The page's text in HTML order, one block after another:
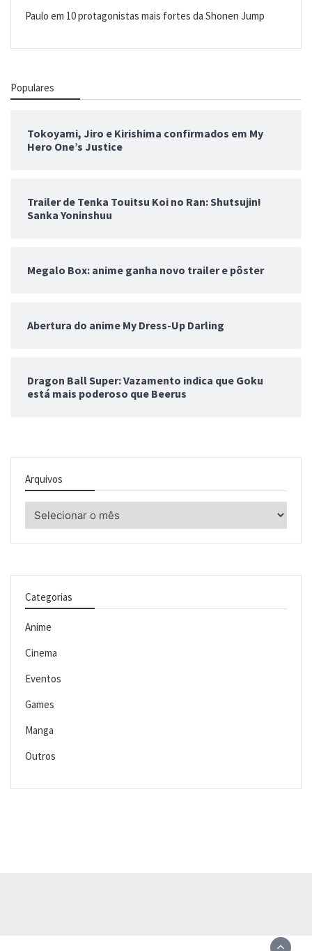
Paulo em 10 protagonistas mais fortes da Shonen Jump
Populares
Tokoyami, Jiro e Kirishima confirmados em My
Hero One’s Justice
Trailer de Tenka Touitsu Koi no Ran: Shutsujin!
Sanka Yoninshuu
Megalo Box: anime ganha novo trailer e pôster
Abertura do anime My Dress-Up Darling
Dragon Ball Super: Vazamento indica que Goku
está mais poderoso que Beerus
Arquivos
Arquivos
Categorias
Anime
Cinema
Eventos
Games
Manga
Outros